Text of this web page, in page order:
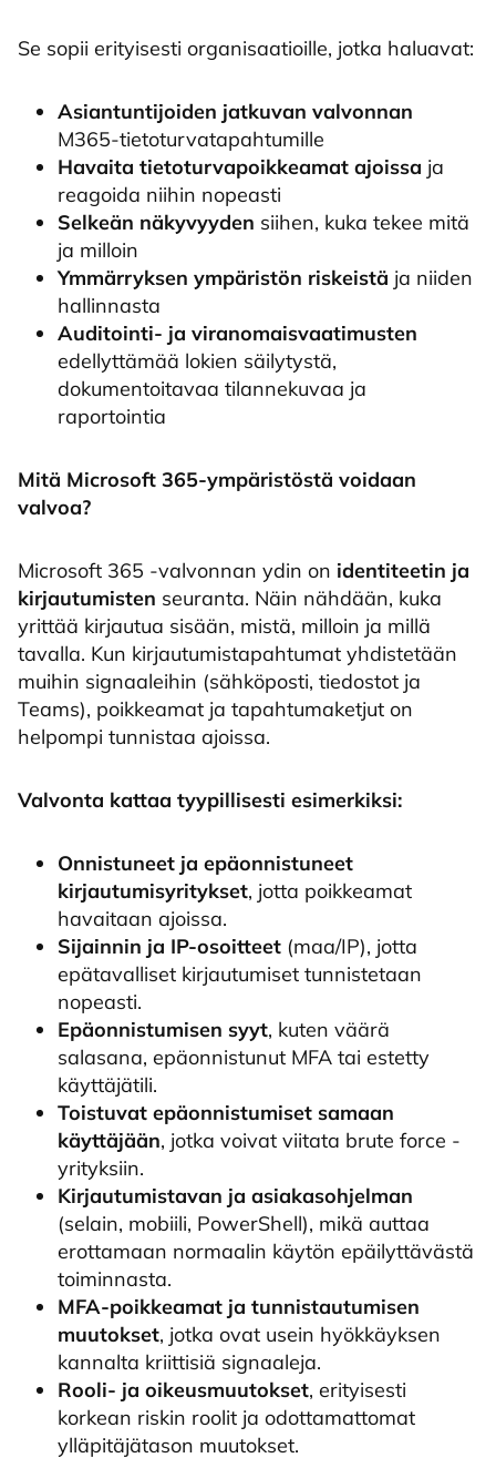
Se sopii erityisesti organisaatioille, jotka haluavat:
Asiantuntijoiden jatkuvan valvonnan
M365-tietoturvatapahtumille
Havaita tietoturvapoikkeamat ajoissa ja
reagoida niihin nopeasti
Selkeän näkyvyyden siihen, kuka tekee mitä
ja milloin
Ymmärryksen ympäristön riskeistä ja niiden
hallinnasta
Auditointi- ja viranomaisvaatimusten
edellyttämää lokien säilytystä,
dokumentoitavaa tilannekuvaa ja
raportointia
Mitä Microsoft 365-ympäristöstä voidaan
valvoa?
Microsoft 365 -valvonnan ydin on identiteetin ja
kirjautumisten seuranta. Näin nähdään, kuka
yrittää kirjautua sisään, mistä, milloin ja millä
tavalla. Kun kirjautumistapahtumat yhdistetään
muihin signaaleihin (sähköposti, tiedostot ja
Teams), poikkeamat ja tapahtumaketjut on
helpompi tunnistaa ajoissa.
Valvonta kattaa tyypillisesti esimerkiksi:
Onnistuneet ja epäonnistuneet
kirjautumisyritykset, jotta poikkeamat
havaitaan ajoissa.
Sijainnin ja IP-osoitteet (maa/IP), jotta
epätavalliset kirjautumiset tunnistetaan
nopeasti.
Epäonnistumisen syyt, kuten väärä
salasana, epäonnistunut MFA tai estetty
käyttäjätili.
Toistuvat epäonnistumiset samaan
käyttäjään, jotka voivat viitata brute force -
yrityksiin.
Kirjautumistavan ja asiakasohjelman
(selain, mobiili, PowerShell), mikä auttaa
erottamaan normaalin käytön epäilyttävästä
toiminnasta.
MFA-poikkeamat ja tunnistautumisen
muutokset, jotka ovat usein hyökkäyksen
kannalta kriittisiä signaaleja.
Rooli- ja oikeusmuutokset, erityisesti
korkean riskin roolit ja odottamattomat
ylläpitäjätason muutokset.